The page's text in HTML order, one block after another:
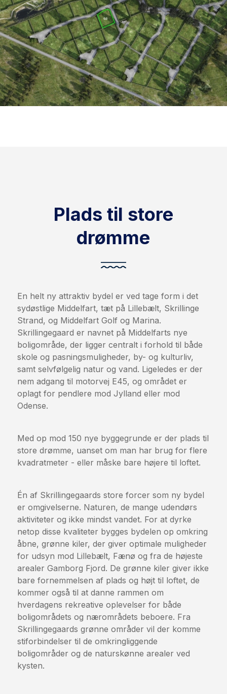
Plads til store
drømme
En helt ny attraktiv bydel er ved tage form i det
sydøstlige Middelfart, tæt på Lillebælt, Skrillinge
Strand, og Middelfart Golf og Marina.
Skrillingegaard er navnet på Middelfarts nye
boligområde, der ligger centralt i forhold til både
skole og pasningsmuligheder, by- og kulturliv,
samt selvfølgelig natur og vand. Ligeledes er der
nem adgang til motorvej E45, og området er
oplagt for pendlere mod Jylland eller mod
Odense.
Med op mod 150 nye byggegrunde er der plads til
store drømme, uanset om man har brug for flere
kvadratmeter - eller måske bare højere til loftet.
Én af Skrillingegaards store forcer som ny bydel
er omgivelserne. Naturen, de mange udendørs
aktiviteter og ikke mindst vandet. For at dyrke
netop disse kvaliteter bygges bydelen op omkring
åbne, grønne kiler, der giver optimale muligheder
for udsyn mod Lillebælt, Fænø og fra de højeste
arealer Gamborg Fjord. De grønne kiler giver ikke
bare fornemmelsen af plads og højt til loftet, de
kommer også til at danne rammen om
hverdagens rekreative oplevelser for både
boligområdets og nærområdets beboere. Fra
Skrillingegaards grønne områder vil der komme
stiforbindelser til de omkringliggende
boligområder og de naturskønne arealer ved
kysten.